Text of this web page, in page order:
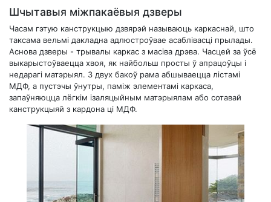
Шчытавыя міжпакаёвыя дзверы
Часам гэтую канструкцыю дзвярэй называюць каркаснай, што
таксама вельмі дакладна адлюстроўвае асаблівасці прылады.
Аснова дзверы - трывалы каркас з масіва дрэва. Часцей за ўсё
выкарыстоўваецца хвоя, як найбольш просты ў апрацоўцы і
недарагі матэрыял. З двух бакоў рама абшываецца лістамі
МДФ, а пустэчы ўнутры, паміж элементамі каркаса,
запаўняюцца лёгкім ізаляцыйным матэрыялам або сотавай
канструкцыяй з кардона ці МДФ.